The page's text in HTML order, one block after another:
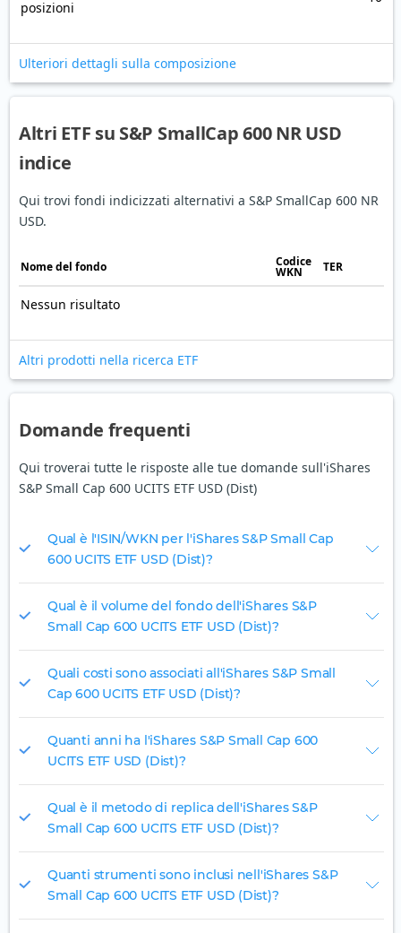
posizioni
Ulteriori dettagli sulla composizione
Altri ETF su S&P SmallCap 600 NR USD
indice
Qui trovi fondi indicizzati alternativi a S&P SmallCap 600 NR
USD.
Nome del fondo Codice
WKN TER
Nessun risultato
Altri prodotti nella ricerca ETF
Domande frequenti
Qui troverai tutte le risposte alle tue domande sull'iShares
S&P Small Cap 600 UCITS ETF USD (Dist)
Qual è l'ISIN/WKN per l'iShares S&P Small Cap
600 UCITS ETF USD (Dist)?
Qual è il volume del fondo dell'iShares S&P
Small Cap 600 UCITS ETF USD (Dist)?
Quali costi sono associati all'iShares S&P Small
Cap 600 UCITS ETF USD (Dist)?
Quanti anni ha l'iShares S&P Small Cap 600
UCITS ETF USD (Dist)?
Qual è il metodo di replica dell'iShares S&P
Small Cap 600 UCITS ETF USD (Dist)?
Quanti strumenti sono inclusi nell'iShares S&P
Small Cap 600 UCITS ETF USD (Dist)?